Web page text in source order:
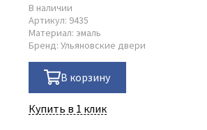
В наличии
Артикул: 9435
Материал: эмаль
Бренд: Ульяновские двери
В корзину
Купить в 1 клик